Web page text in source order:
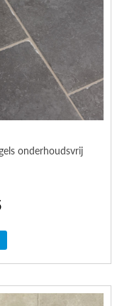
onderhoudsvrij